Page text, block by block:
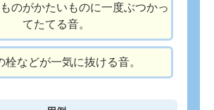
のがかたいものに一度ぶつかっ
てたてる音。
栓などが一気に抜ける音。